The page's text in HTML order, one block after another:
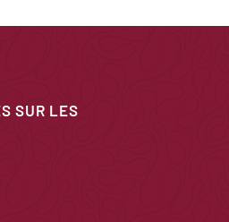
SUR LES